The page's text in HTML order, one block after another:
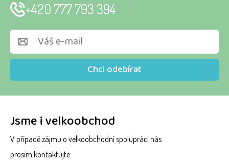
Jsme i velkoobchod
V případě zájmu o velkoobchodní spolupráci nás
prosím kontaktujte.
Chci odebírat
+420 777 793 394